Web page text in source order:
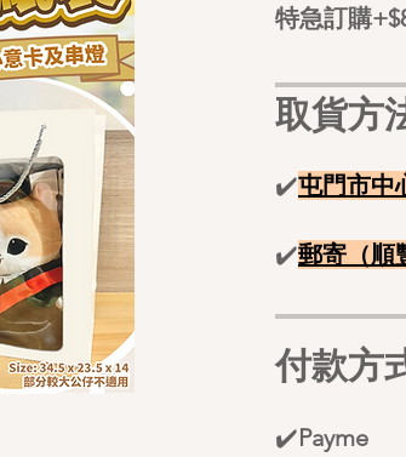
特急訂購
取貨方
✔️屯門市中
✔️郵寄（順
付款方
✔️Payme